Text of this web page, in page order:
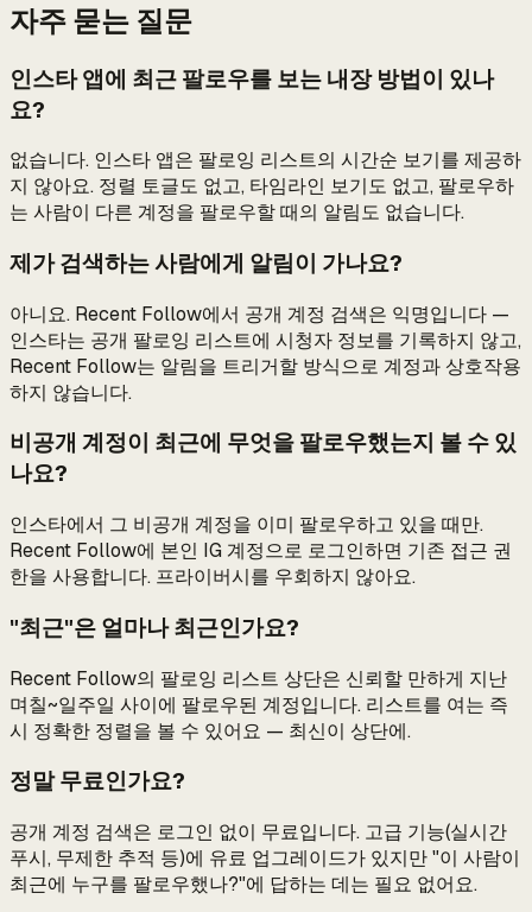
자주 묻는 질문
인스타 앱에 최근 팔로우를 보는 내장 방법이 있나
요?
없습니다. 인스타 앱은 팔로잉 리스트의 시간순 보기를 제공하
지 않아요. 정렬 토글도 없고, 타임라인 보기도 없고, 팔로우하
는 사람이 다른 계정을 팔로우할 때의 알림도 없습니다.
제가 검색하는 사람에게 알림이 가나요?
아니요. Recent Follow에서 공개 계정 검색은 익명입니다 —
인스타는 공개 팔로잉 리스트에 시청자 정보를 기록하지 않고,
Recent Follow는 알림을 트리거할 방식으로 계정과 상호작용
하지 않습니다.
비공개 계정이 최근에 무엇을 팔로우했는지 볼 수 있
나요?
인스타에서 그 비공개 계정을 이미 팔로우하고 있을 때만.
Recent Follow에 본인 IG 계정으로 로그인하면 기존 접근 권
한을 사용합니다. 프라이버시를 우회하지 않아요.
"최근"은 얼마나 최근인가요?
Recent Follow의 팔로잉 리스트 상단은 신뢰할 만하게 지난
며칠~일주일 사이에 팔로우된 계정입니다. 리스트를 여는 즉
시 정확한 정렬을 볼 수 있어요 — 최신이 상단에.
정말 무료인가요?
공개 계정 검색은 로그인 없이 무료입니다. 고급 기능(실시간
푸시, 무제한 추적 등)에 유료 업그레이드가 있지만 "이 사람이
최근에 누구를 팔로우했나?"에 답하는 데는 필요 없어요.